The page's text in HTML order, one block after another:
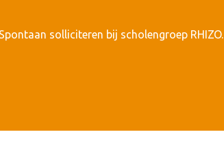
Spontaan solliciteren bij scholengroep RHIZO.